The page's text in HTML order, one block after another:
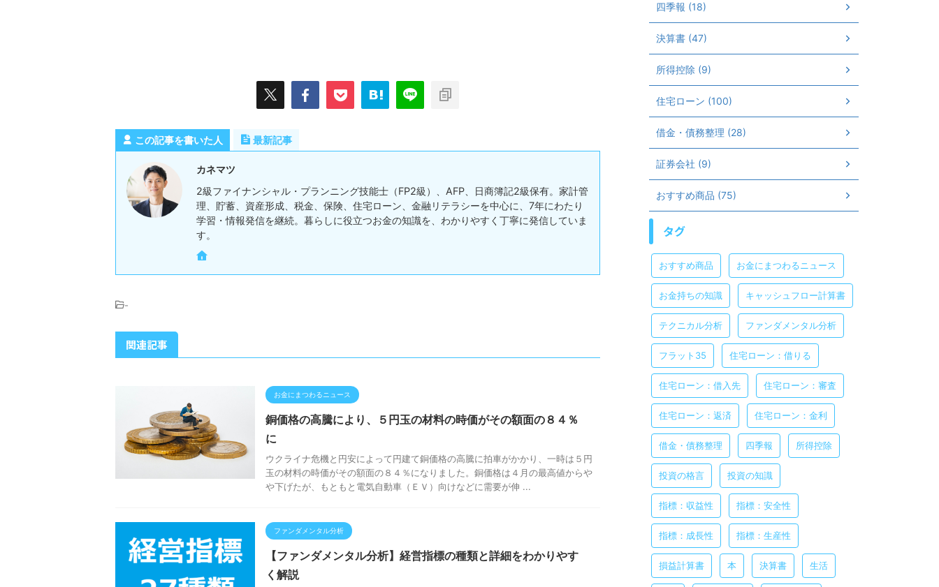
この記事を書いた人 最新記事
カネマツ
2級ファイナンシャル・プランニング技能士（FP2級）、AFP、日商簿記2級保有。家計管
理、貯蓄、資産形成、税金、保険、住宅ローン、金融リテラシーを中心に、7年にわたり
学習・情報発信を継続。暮らしに役立つお金の知識を、わかりやすく丁寧に発信していま
す。
-
関連記事
お金にまつわるニュース
銅価格の高騰により、５円玉の材料の時価がその額面の８４％
に
ウクライナ危機と円安によって円建て銅価格の高騰に拍車がかかり、一時は５円
玉の材料の時価がその額面の８４％になりました。銅価格は４月の最高値からや
や下げたが、もともと電気自動車（ＥＶ）向けなどに需要が伸 ...
ファンダメンタル分析
【ファンダメンタル分析】経営指標の種類と詳細をわかりやす
く解説
四季報 (18)
決算書 (47)
所得控除 (9)
住宅ローン (100)
借金・債務整理 (28)
証券会社 (9)
おすすめ商品 (75)
タグ
おすすめ商品 お金にまつわるニュース
お金持ちの知識 キャッシュフロー計算書
テクニカル分析 ファンダメンタル分析
フラット35 住宅ローン：借りる
住宅ローン：借入先 住宅ローン：審査
住宅ローン：返済 住宅ローン：金利
借金・債務整理 四季報 所得控除
投資の格言 投資の知識
指標：収益性 指標：安全性
指標：成長性 指標：生産性
損益計算書 本 決算書 生活